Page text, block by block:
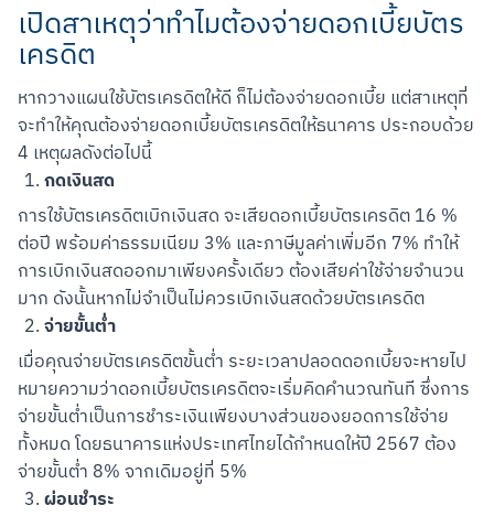
เปิดสาเหตุว่าทำไมต้องจ่ายดอกเบี้ยบัตร
เครดิต
หากวางแผนใช้บัตรเครดิตให้ดี ก็ไม่ต้องจ่ายดอกเบี้ย แต่สาเหตุที่
จะทำให้คุณต้องจ่ายดอกเบี้ยบัตรเครดิตให้ธนาคาร ประกอบด้วย
4 เหตุผลดังต่อไปนี้
กดเงินสด
การใช้บัตรเครดิตเบิกเงินสด จะเสียดอกเบี้ยบัตรเครดิต 16 %
ต่อปี พร้อมค่าธรรมเนียม 3% และภาษีมูลค่าเพิ่มอีก 7% ทำให้
การเบิกเงินสดออกมาเพียงครั้งเดียว ต้องเสียค่าใช้จ่ายจำนวน
มาก ดังนั้นหากไม่จำเป็นไม่ควรเบิกเงินสดด้วยบัตรเครดิต
จ่ายขั้นต่ำ
เมื่อคุณจ่ายบัตรเครดิตขั้นต่ำ ระยะเวลาปลอดดอกเบี้ยจะหายไป
หมายความว่าดอกเบี้ยบัตรเครดิตจะเริ่มคิดคำนวณทันที ซึ่งการ
จ่ายขั้นต่ำเป็นการชำระเงินเพียงบางส่วนของยอดการใช้จ่าย
ทั้งหมด โดยธนาคารแห่งประเทศไทยได้กำหนดให้ปี 2567 ต้อง
จ่ายขั้นต่ำ 8% จากเดิมอยู่ที่ 5%
ผ่อนชำระ